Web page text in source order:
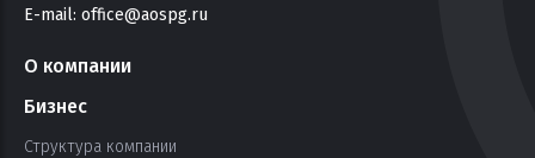
E-mail: office@aospg.ru
О компании
Бизнес
Структура компании